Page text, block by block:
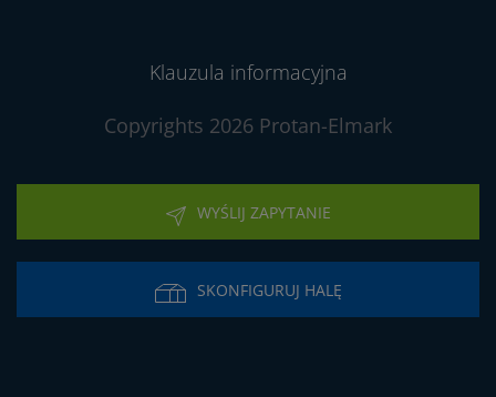
Klauzula informacyjna
Copyrights 2026 Protan-Elmark
WYŚLIJ ZAPYTANIE
SKONFIGURUJ HALĘ